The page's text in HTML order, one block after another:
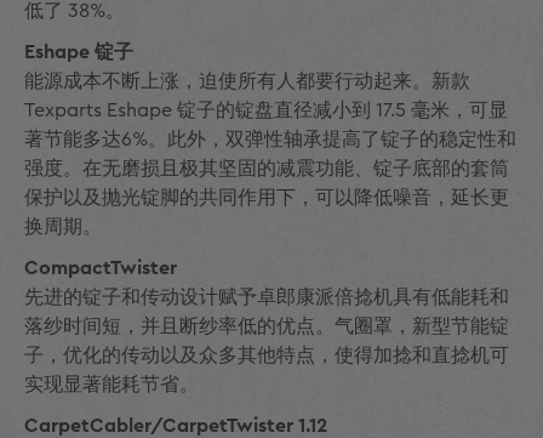
低了 38%。
Eshape 锭子
能源成本不断上涨，迫使所有人都要行动起来。新款
Texparts Eshape 锭子的锭盘直径减小到 17.5 毫米，可显
著节能多达6%。此外，双弹性轴承提高了锭子的稳定性和
强度。在无磨损且极其坚固的减震功能、锭子底部的套筒
保护以及抛光锭脚的共同作用下，可以降低噪音，延长更
换周期。
CompactTwister
先进的锭子和传动设计赋予卓郎康派倍捻机具有低能耗和
落纱时间短，并且断纱率低的优点。气圈罩，新型节能锭
子，优化的传动以及众多其他特点，使得加捻和直捻机可
实现显著能耗节省。
CarpetCabler/CarpetTwister 1.12